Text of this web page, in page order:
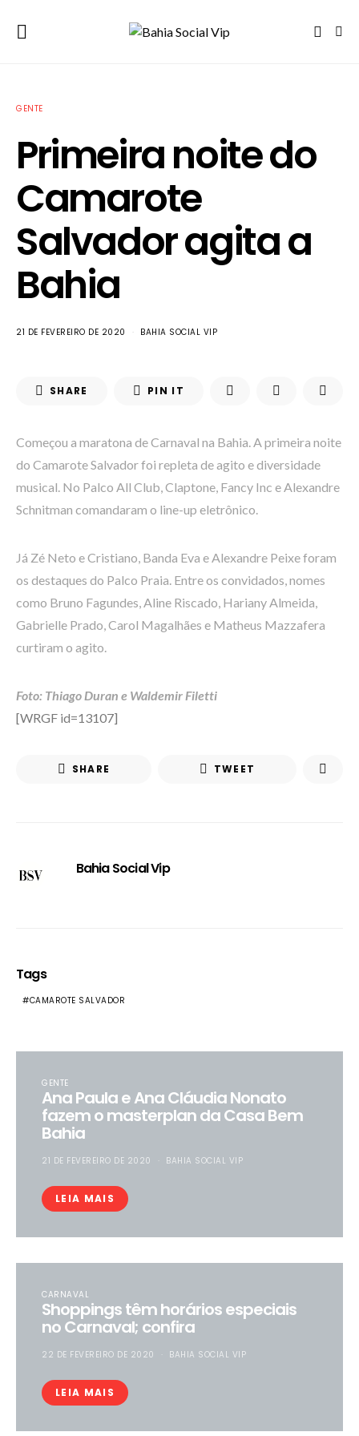
GENTE
Primeira noite do
Camarote
Salvador agita a
Bahia
21 DE FEVEREIRO DE 2020 BAHIA SOCIAL VIP
SHARE PIN IT
Começou a maratona de Carnaval na Bahia. A primeira noite
do Camarote Salvador foi repleta de agito e diversidade
musical. No Palco All Club, Claptone, Fancy Inc e Alexandre
Schnitman comandaram o line-up eletrônico.
Já Zé Neto e Cristiano, Banda Eva e Alexandre Peixe foram
os destaques do Palco Praia. Entre os convidados, nomes
como Bruno Fagundes, Aline Riscado, Hariany Almeida,
Gabrielle Prado, Carol Magalhães e Matheus Mazzafera
curtiram o agito.
Foto: Thiago Duran e Waldemir Filetti
[WRGF id=13107]
SHARE TWEET
Bahia Social Vip
Tags
CAMAROTE SALVADOR
GENTE
Ana Paula e Ana Cláudia Nonato
fazem o masterplan da Casa Bem
Bahia
21 DE FEVEREIRO DE 2020 BAHIA SOCIAL VIP
LEIA MAIS
CARNAVAL
Shoppings têm horários especiais
no Carnaval; confira
22 DE FEVEREIRO DE 2020 BAHIA SOCIAL VIP
LEIA MAIS